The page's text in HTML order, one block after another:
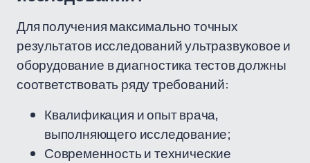
Для получения максимально точных
результатов исследований ультразвуковое и
оборудование в диагностика тестов должны
соответствовать ряду требований:
Квалификация и опыт врача,
выполняющего исследование;
Современность и технические